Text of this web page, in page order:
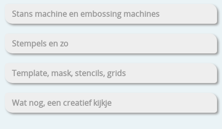
Stans machine en embossing machines
Stempels en zo
Template, mask, stencils, grids
Wat nog, een creatief kijkje